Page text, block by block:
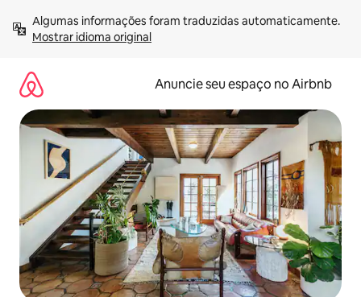
para
Mostrar idioma original
Anuncie seu espaço no Airbnb